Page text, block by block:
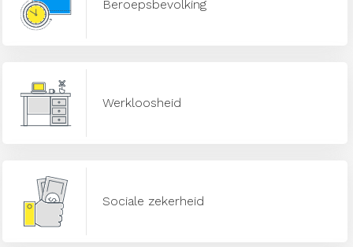
Beroepsbevolking
Werkloosheid
Sociale zekerheid